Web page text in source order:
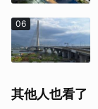
06
其他人也看了